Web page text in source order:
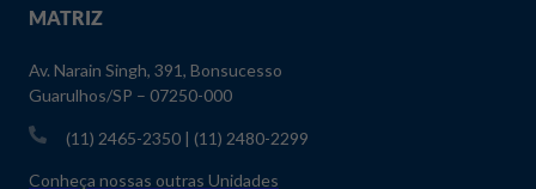
MATRIZ
Av. Narain Singh, 391, Bonsucesso
Guarulhos/SP – 07250-000
(11) 2465-2350 | (11) 2480-2299
Conheça nossas outras Unidades